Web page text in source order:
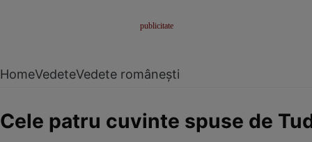
HomeVedeteVedete românești
Cele patru cuvinte spuse de